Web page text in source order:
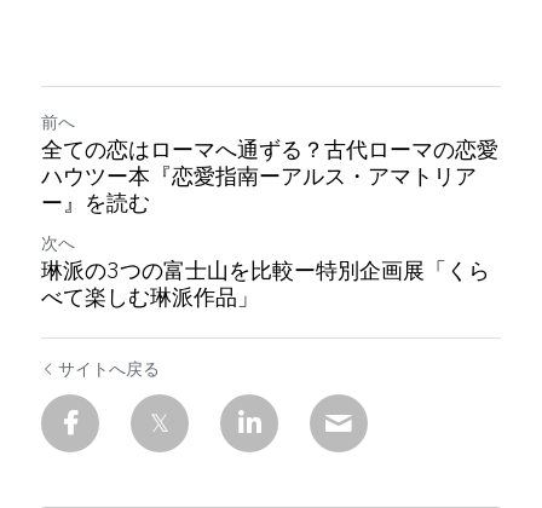
前へ
全ての恋はローマへ通ずる？古代ローマの恋愛
ハウツー本『恋愛指南ーアルス・アマトリア
ー』を読む
次へ
琳派の3つの富士山を比較ー特別企画展「くら
べて楽しむ琳派作品」
サイトへ戻る